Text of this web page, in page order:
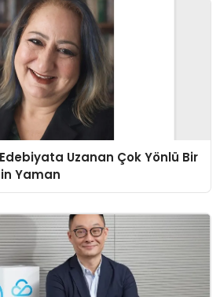
Uzanan Çok Yönlü Bir
Yaman